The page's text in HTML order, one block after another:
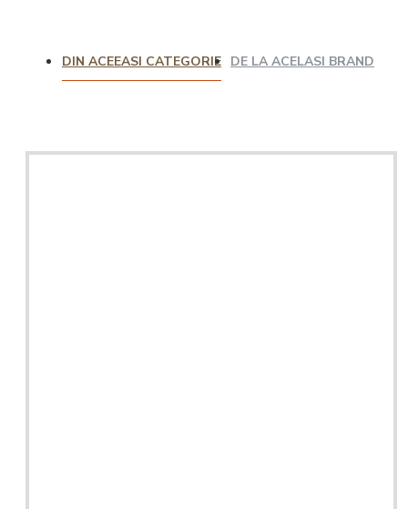
DIN ACEEASI CATEGORIE DE LA ACELASI BRAND